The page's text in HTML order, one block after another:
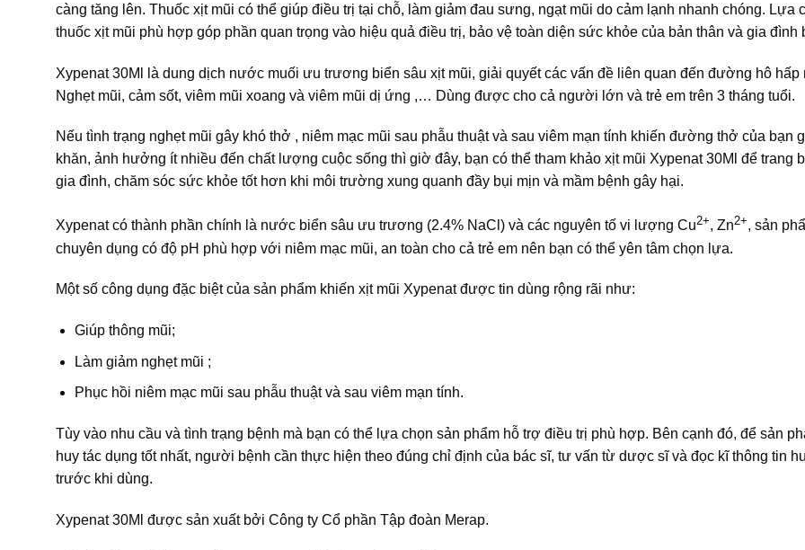
càng tăng lên. Thuốc xịt mũi có thể giúp điều trị tại chỗ, làm giảm đau sưng, ngạt mũi do cảm lạnh nhanh chóng. Lựa
thuốc xịt mũi phù hợp góp phần quan trọng vào hiệu quả điều trị, bảo vệ toàn diện sức khỏe của bản thân và gia đình
Xypenat 30Ml là dung dịch nước muối ưu trương biển sâu xịt mũi, giải quyết các vấn đề liên quan đến đường hô hấp
Nghẹt mũi, cảm sốt, viêm mũi xoang và viêm mũi dị ứng ,… Dùng được cho cả người lớn và trẻ em trên 3 tháng tuổi.
Nếu tình trạng nghẹt mũi gây khó thở , niêm mạc mũi sau phẫu thuật và sau viêm mạn tính khiến đường thở của bạn
khăn, ảnh hưởng ít nhiều đến chất lượng cuộc sống thì giờ đây, bạn có thể tham khảo xịt mũi Xypenat 30Ml để trang
gia đình, chăm sóc sức khỏe tốt hơn khi môi trường xung quanh đầy bụi mịn và mầm bệnh gây hại.
Xypenat có thành phần chính là nước biển sâu ưu trương (2.4% NaCl) và các nguyên tố vi lượng Cu2+, Zn2+, sản
chuyên dụng có độ pH phù hợp với niêm mạc mũi, an toàn cho cả trẻ em nên bạn có thể yên tâm chọn lựa.
Một số công dụng đặc biệt của sản phẩm khiến xịt mũi Xypenat được tin dùng rộng rãi như:
Giúp thông mũi;
Làm giảm nghẹt mũi ;
Phục hồi niêm mạc mũi sau phẫu thuật và sau viêm mạn tính.
Tùy vào nhu cầu và tình trạng bệnh mà bạn có thể lựa chọn sản phẩm hỗ trợ điều trị phù hợp. Bên cạnh đó, để sản
huy tác dụng tốt nhất, người bệnh cần thực hiện theo đúng chỉ định của bác sĩ, tư vấn từ dược sĩ và đọc kĩ thông tin
trước khi dùng.
Xypenat 30Ml được sản xuất bởi Công ty Cổ phần Tập đoàn Merap.